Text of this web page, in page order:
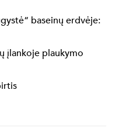
baseinų erdvėje:
įlankoje plaukymo